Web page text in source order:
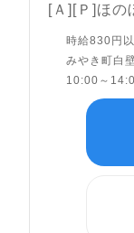
掲載期間
2022年01月
味のまごころ
[Ａ][Ｐ]ほの
時給830 円
みやき町白
10:00～
※研修期間